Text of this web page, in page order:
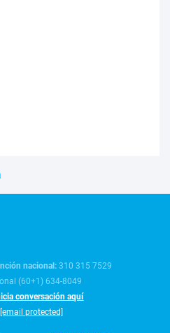
nacional:310 315 7529
(60+1) 634-8049
conversación aquí
[email protected]